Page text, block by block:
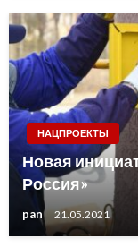
НАЦПРОЕКТЫ
Новая
Россия»
pan 21.05.2021